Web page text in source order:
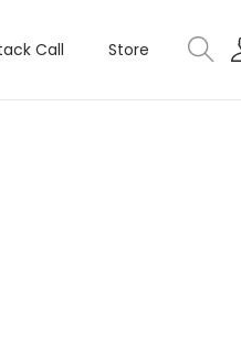
Call Store